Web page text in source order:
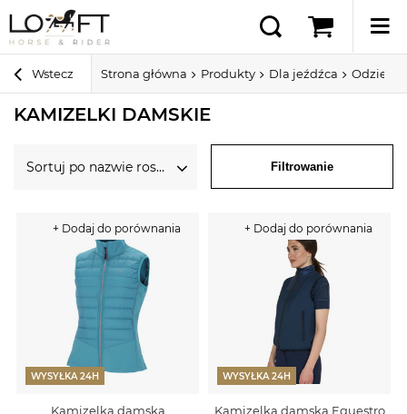
Wstecz Strona główna Produkty Dla jeźdźca Odzież
KAMIZELKI DAMSKIE
Sortuj po nazwie rosnąco Filtrowanie
WYSYŁKA 24H
Kamizelka damska
+ Dodaj do porównania
WYSYŁKA 24H
Kamizelka damska Equestro
+ Dodaj do porównania